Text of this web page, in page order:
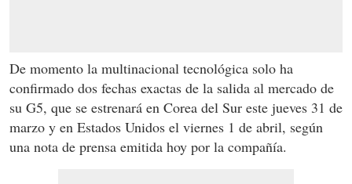
De momento la multinacional tecnológica solo ha
confirmado dos fechas exactas de la salida al mercado de
su G5, que se estrenará en Corea del Sur este jueves 31 de
marzo y en Estados Unidos el viernes 1 de abril, según
una nota de prensa emitida hoy por la compañía.